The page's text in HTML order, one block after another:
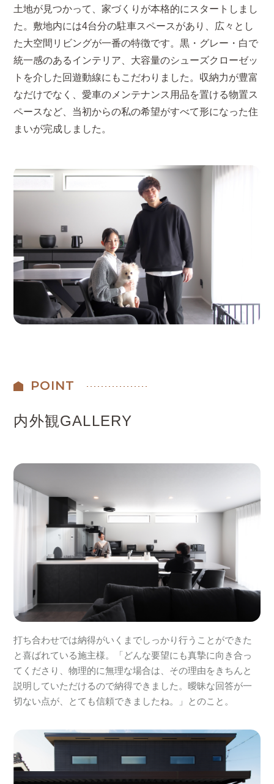
土地が見つかって、家づくりが本格的にスタートしまし
た。敷地内には4台分の駐車スペースがあり、広々とし
た大空間リビングが一番の特徴です。黒・グレー・白で
統一感のあるインテリア、大容量のシューズクローゼッ
トを介した回遊動線にもこだわりました。収納力が豊富
なだけでなく、愛車のメンテナンス用品を置ける物置ス
ペースなど、当初からの私の希望がすべて形になった住
まいが完成しました。
POINT
内外観GALLERY
打ち合わせでは納得がいくまでしっかり行うことができた
と喜ばれている施主様。「どんな要望にも真摯に向き合っ
てくださり、物理的に無理な場合は、その理由をきちんと
説明していただけるので納得できました。曖昧な回答が一
切ない点が、とても信頼できましたね。」とのこと。